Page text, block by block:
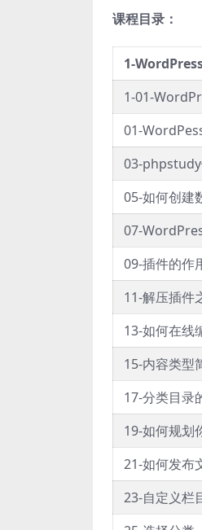
课程目录：
1-
1-01-
01-
03-
05-如何创建
07-
09-插件的作
11-解压插件
13-如何在线
15-内容类型
17-分类目录
19-如何规划
21-如何发布
23-自定义栏